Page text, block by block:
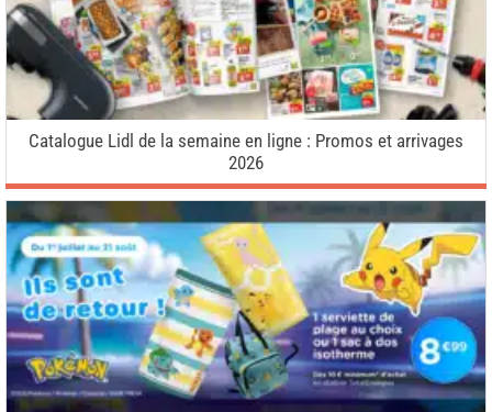
Catalogue Lidl de la semaine en ligne : Promos et arrivages
2026